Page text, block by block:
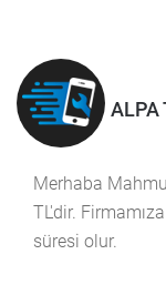
ALPA
Merhaba
TL'dir.
süresi olur.